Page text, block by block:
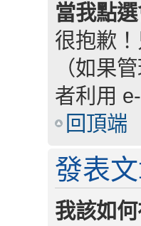
當我點
很抱歉
（如果
者利用
回頂端
發表
我該如